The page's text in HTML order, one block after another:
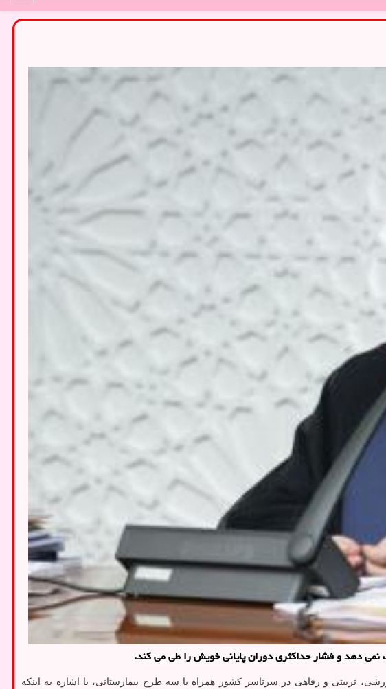
دهد و فشار حداكثری دوران پایانی خویش را طی می كند.
نقل از مهر، حجت الاسلام حسن روحانی رئیس جمهور امروز (پنج شنبه) در مراسم افتتاح ۱۵۵۰ طرح آموزشی، تربیتی و رفاهی در سرتاسر کشور همراه با سه طرح بیمارستانی، با اشاره به اینکه